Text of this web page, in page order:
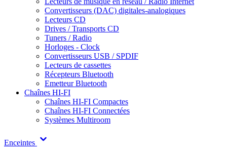
Convertisseurs (DAC) digitales-analogiques
Lecteurs CD
Drives / Transports CD
Tuners / Radio
Horloges - Clock
Convertisseurs USB / SPDIF
Lecteurs de cassettes
Récepteurs Bluetooth
Emetteur Bluetooth
Chaînes HI-FI
Chaînes HI-FI Compactes
Chaînes HI-FI Connectées
Systèmes Multiroom
Enceintes